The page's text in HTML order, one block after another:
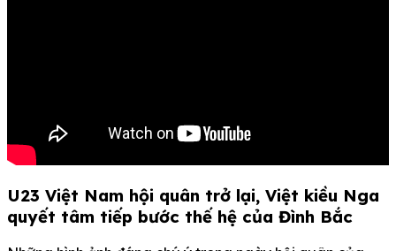
U23 Việt Nam hội quân trở lại, Việt kiều Nga
quyết tâm tiếp bước thế hệ của Đình Bắc